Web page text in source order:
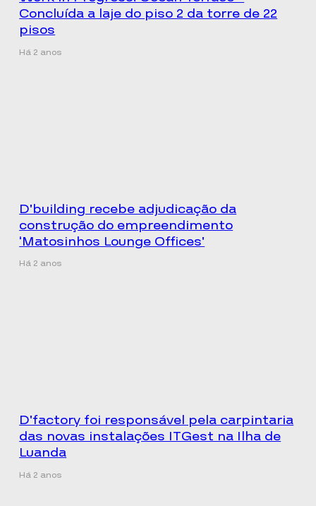
Concluída a laje do piso 2 da torre de 22
pisos
Há 2 anos
D’building recebe adjudicação da
construção do empreendimento
‘Matosinhos Lounge Offices’
Há 2 anos
D’factory foi responsável pela carpintaria
das novas instalações ITGest na Ilha de
Luanda
Há 2 anos